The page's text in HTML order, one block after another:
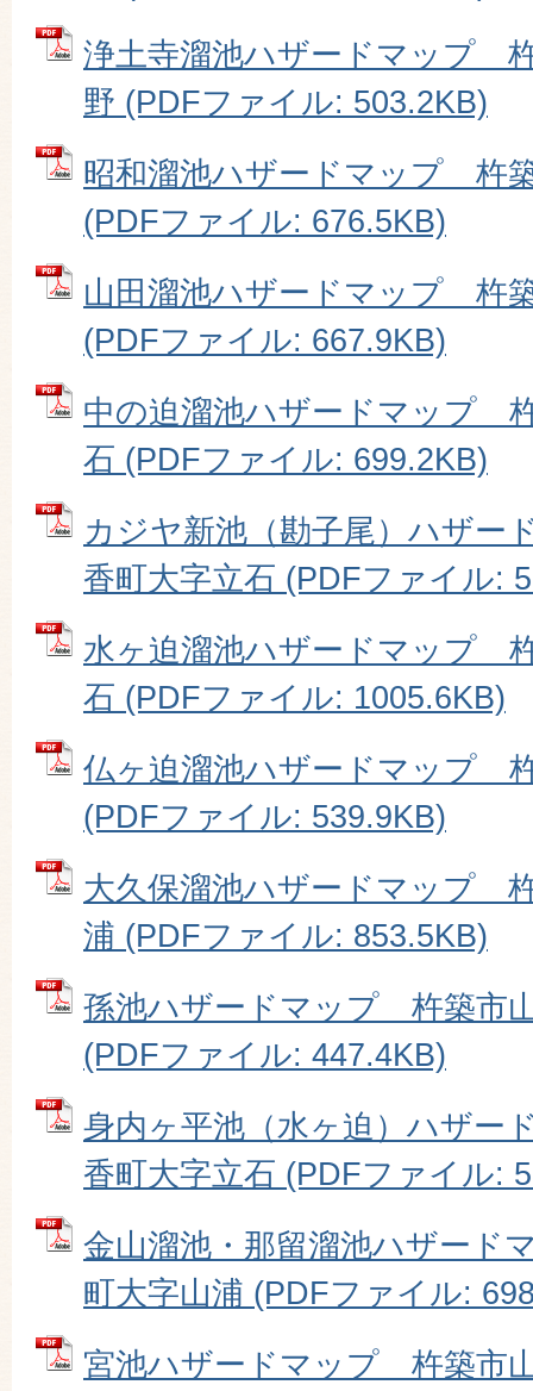
浄土寺溜池ハザードマップ
野 (PDFファイル: 503.2KB)
昭和溜池ハザードマップ 杵
(PDFファイル: 676.5KB)
山田溜池ハザードマップ 杵
(PDFファイル: 667.9KB)
中の迫溜池ハザードマップ
石 (PDFファイル: 699.2KB)
カジヤ新池（勘子尾）ハザ
香町大字立石 (PDFファイル:
水ヶ迫溜池ハザードマップ
石 (PDFファイル: 1005.6KB)
仏ヶ迫溜池ハザードマップ
(PDFファイル: 539.9KB)
大久保溜池ハザードマップ
浦 (PDFファイル: 853.5KB)
孫池ハザードマップ 杵築市
(PDFファイル: 447.4KB)
身内ヶ平池（水ヶ迫）ハザ
香町大字立石 (PDFファイル:
金山溜池・那留溜池ハザード
町大字山浦 (PDFファイル:
宮池ハザードマップ 杵築市